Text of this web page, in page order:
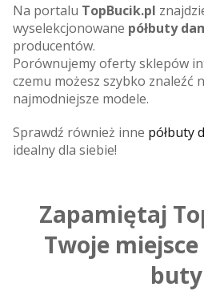
Na portalu TopBucik.pl
wyselekcjonowane półbuty
producentów.
Porównujemy oferty sklepów
czemu możesz szybko znaleźć
najmodniejsze modele.
Sprawdź również inne półbuty
idealny dla siebie!
Zapamiętaj
Twoje